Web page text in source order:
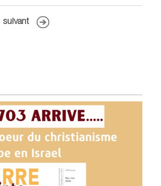
suivant